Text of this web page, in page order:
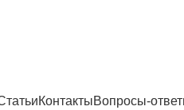
КонтактыВопросы-